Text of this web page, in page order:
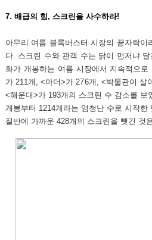
7. 배급의 힘, 스크린을 사수하라!
아무리 여름 블록버스터 시장의 끝자락
다. 스크린 수와 관객 수는 닭이 먼저냐
화가 개봉하는 여름 시장에서 지속적으
가 211개, <마더>가 276개, <박물관이 살
<해운대>가 193개의 스크린 수 감소를
개봉부터 1214개라는 엄청난 수로 시작
절반에 가까운 428개의 스크린을 뺏긴 것